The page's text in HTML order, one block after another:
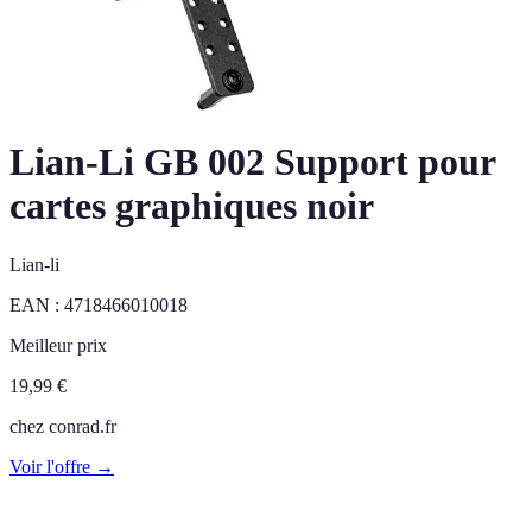
Lian-Li GB 002 Support pour
cartes graphiques noir
Lian-li
EAN : 4718466010018
Meilleur prix
19,99 €
chez conrad.fr
Voir l'offre →